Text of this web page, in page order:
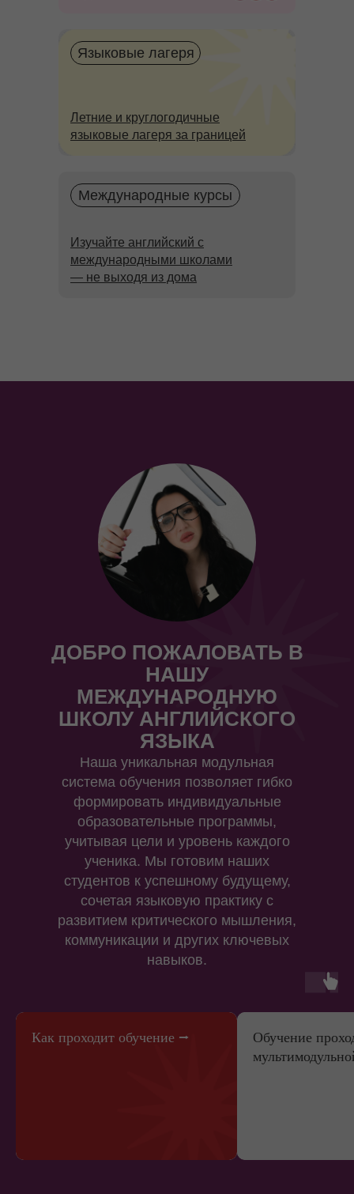
Языковые лагеря
Летние и круглогодичные
языковые лагеря за границей
Международные курсы
Изучайте английский с
международными школами
— не выходя из дома
ДОБРО ПОЖАЛОВАТЬ В
НАШУ
МЕЖДУНАРОДНУЮ
ШКОЛУ АНГЛИЙСКОГО
ЯЗЫКА
Наша уникальная модульная
система обучения позволяет гибко
формировать индивидуальные
образовательные программы,
учитывая цели и уровень каждого
ученика. Мы готовим наших
студентов к успешному будущему,
сочетая языковую практику с
развитием критического мышления,
коммуникации и других ключевых
навыков.
Как проходит обучение ⭢
Обучение